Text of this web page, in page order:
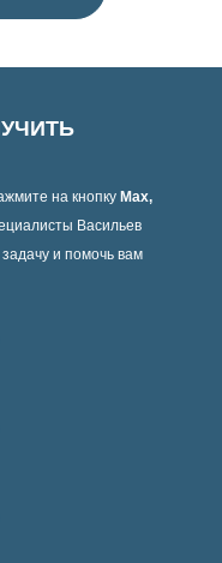
на кнопку Max,
Васильев
и помочь вам